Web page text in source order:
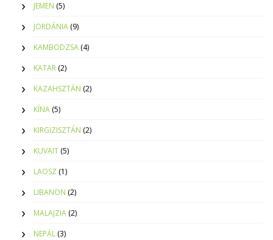
JEMEN (5)
JORDÁNIA (9)
KAMBODZSA (4)
KATAR (2)
KAZAHSZTÁN (2)
KÍNA (5)
KIRGIZISZTÁN (2)
KUVAIT (5)
LAOSZ (1)
LIBANON (2)
MALAJZIA (2)
NEPÁL (3)